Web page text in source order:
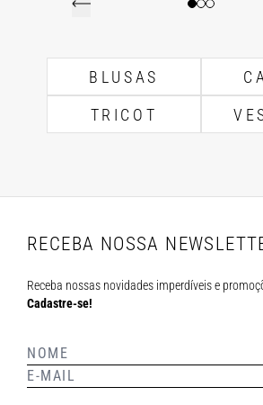
BLUSAS
TRICOT
RECEBA NOSSA
Receba nossas novidades imperdíveis e
Cadastre-se!